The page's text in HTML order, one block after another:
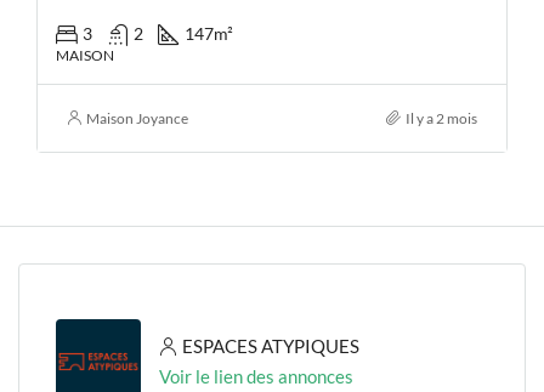
3 2 147m²
MAISON
Maison Joyance Il y a 2 mois
ESPACES ATYPIQUES
Voir le lien des annonces